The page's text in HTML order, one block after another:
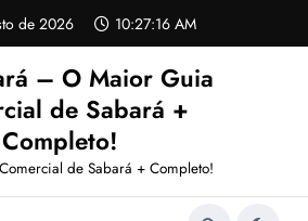
de 2026 10:27:17 AM
– O Maior Guia
de Sabará +
Completo!
de Sabará + Completo!